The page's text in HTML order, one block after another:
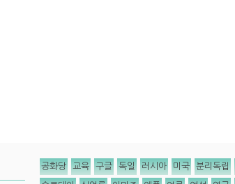
공화당 교육 구글 독일 러시아 미국 분리독립